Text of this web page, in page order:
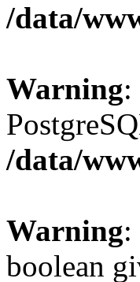
/data/
Warning:
/data/
Warning:
boolean